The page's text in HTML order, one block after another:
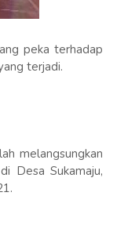
peka terhadap
terjadi.
melangsungkan
Desa Sukamaju,